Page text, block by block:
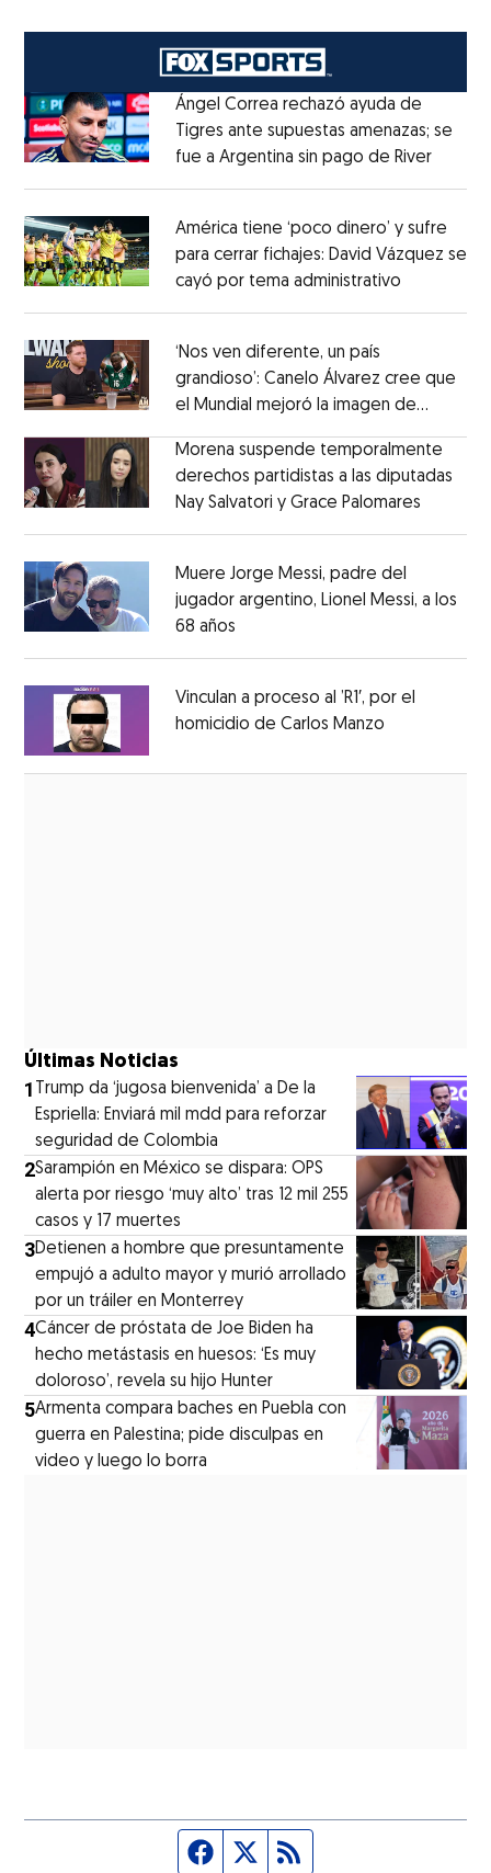
Ángel Correa rechazó ayuda de
Tigres ante supuestas amenazas; se
fue a Argentina sin pago de RiverOpens
América tiene ‘poco dinero’ y sufre
para cerrar fichajes: David Vázquez se
cayó por tema administrativo
‘Nos ven diferente, un país
grandioso’: Canelo Álvarez cree que
el Mundial mejoró la imagen de
MéxicoOpens in new window
Morena suspende temporalmente
derechos partidistas a las diputadas
Nay Salvatori y Grace Palomares
Muere Jorge Messi, padre del
jugador argentino, Lionel Messi, a los
68 años
Vinculan a proceso al ’R1′, por el
homicidio de Carlos Manzo
Últimas Noticias
1
Trump da ‘jugosa bienvenida’ a De la
Espriella: Enviará mil mdd para reforzar
seguridad de Colombia
2Sarampión en México se dispara: OPS
alerta por riesgo ‘muy alto’ tras 12 mil 255
casos y 17 muertes
3Detienen a hombre que presuntamente
empujó a adulto mayor y murió arrollado
por un tráiler en Monterrey
4Cáncer de próstata de Joe Biden ha
hecho metástasis en huesos: ‘Es muy
doloroso’, revela su hijo Hunter
5Armenta compara baches en Puebla con
guerra en Palestina; pide disculpas en
video y luego lo borra
Página de Facebook
Fuente Twitter